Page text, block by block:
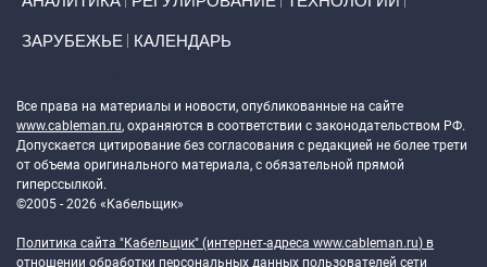
ЗАРУБЕЖЬЕ КАЛЕНДАРЬ
Все права на материалы и новости, опубликованные на сайте
www.cableman.ru, охраняются в соответствии с законодательством РФ.
Допускается цитирование без согласования с редакцией не более трети
от объема оригинального материала, с обязательной прямой
гиперссылкой.
©2005 - 2026 «Кабельщик»
Политика сайта "Кабельщик" (интернет-адреса www.cableman.ru) в
отношении обработки персональных данных пользователей сети